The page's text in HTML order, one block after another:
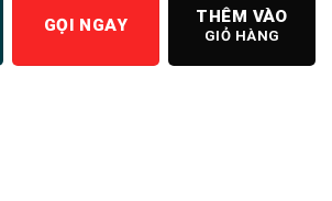
GỌI NGAY THÊM VÀO
GIỎ HÀNG